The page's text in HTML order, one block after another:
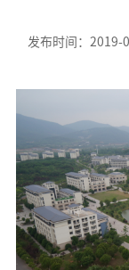
发布时间：2019-